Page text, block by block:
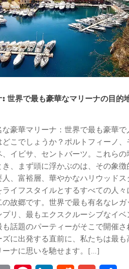
世界で最も豪華なマリーナの目的
豪華マリーナ：世界で最も豪華で
どこでしょうか？ポルトフィーノ、
、イビサ、セントバーツ。これらの
き、まず頭に浮かぶのは、その象徴
人、富裕層、華やかなハリウッドス
ライフスタイルとするすべての人々
の故郷です。世界で最も有名なレガ
プリ、最もエクスクルーシブなイベ
も話題のパーティーがそこで開催さ
に出発する直前に、私たちは最も
ーナに思いを馳せます。[…]